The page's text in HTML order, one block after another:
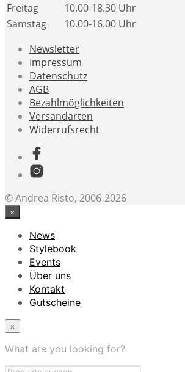
Freitag
10.00-18.30 Uhr
Samstag
10.00-16.00 Uhr
Newsletter
Impressum
Datenschutz
AGB
Bezahlmöglichkeiten
Versandarten
Widerrufsrecht
© Andrea Risto, 2006-2026
×
News
Stylebook
Events
Über uns
Kontakt
Gutscheine
×
What are you looking for?